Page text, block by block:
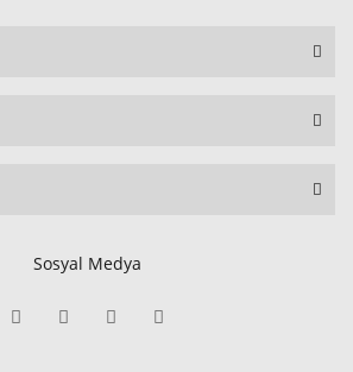
Sosyal Medya